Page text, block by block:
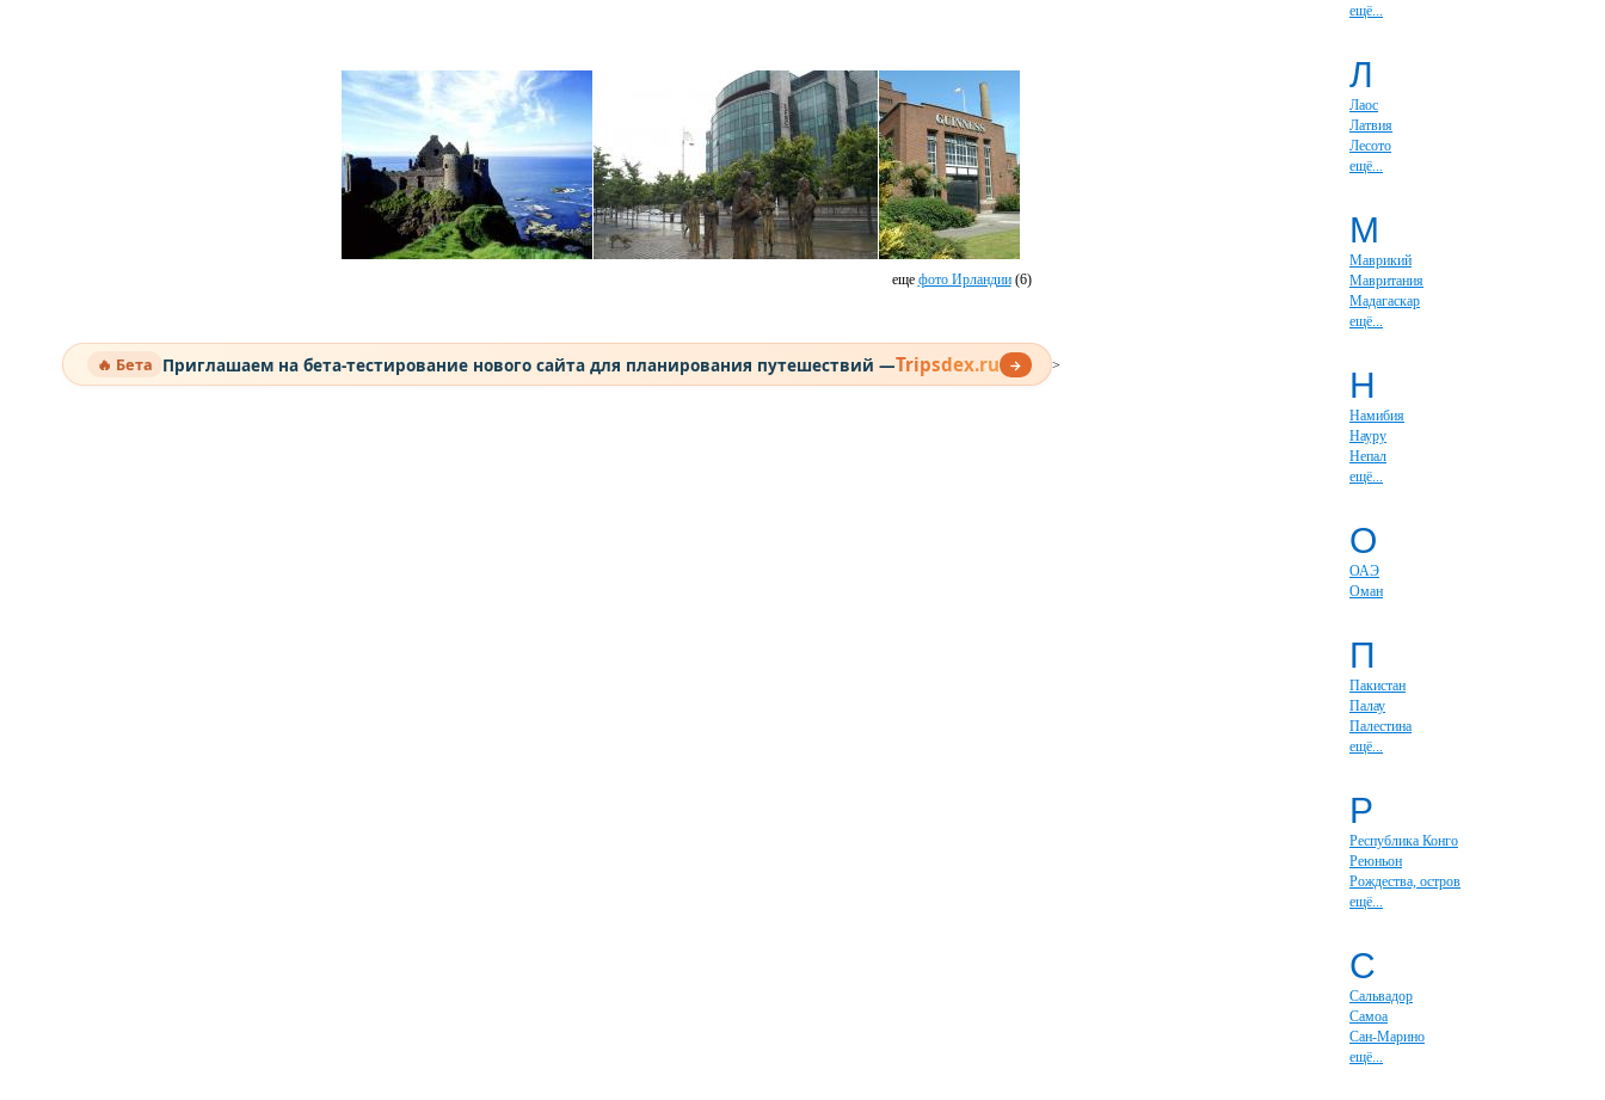
еще фото Ирландии(6)
🔥 Бета Приглашаем на бета-тестирование нового сайта для планирования путешествий —Tripsdex.ru → >
ещё...
Л
Лаос
Латвия
Лесото
ещё...
М
Маврикий
Мавритания
Мадагаскар
ещё...
Н
Намибия
Науру
Непал
ещё...
О
ОАЭ
Оман
П
Пакистан
Палау
Палестина
ещё...
Р
Республика Конго
Реюньон
Рождества, остров
ещё...
С
Сальвадор
Самоа
Сан-Марино
ещё...